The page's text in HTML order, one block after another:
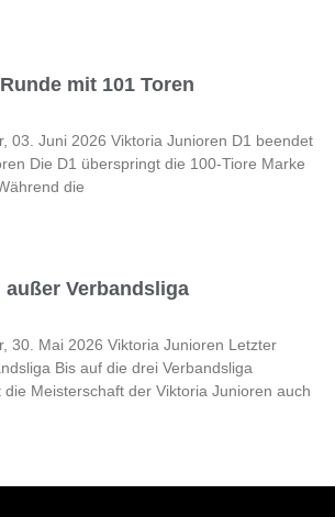
mit 101 Toren
03. Juni 2026 Viktoria Junioren D1 beendet
Die D1 überspringt die 100-Tiore Marke
die
Verbandsliga
30. Mai 2026 Viktoria Junioren Letzter
Bis auf die drei Verbandsliga
Meisterschaft der Viktoria Junioren auch